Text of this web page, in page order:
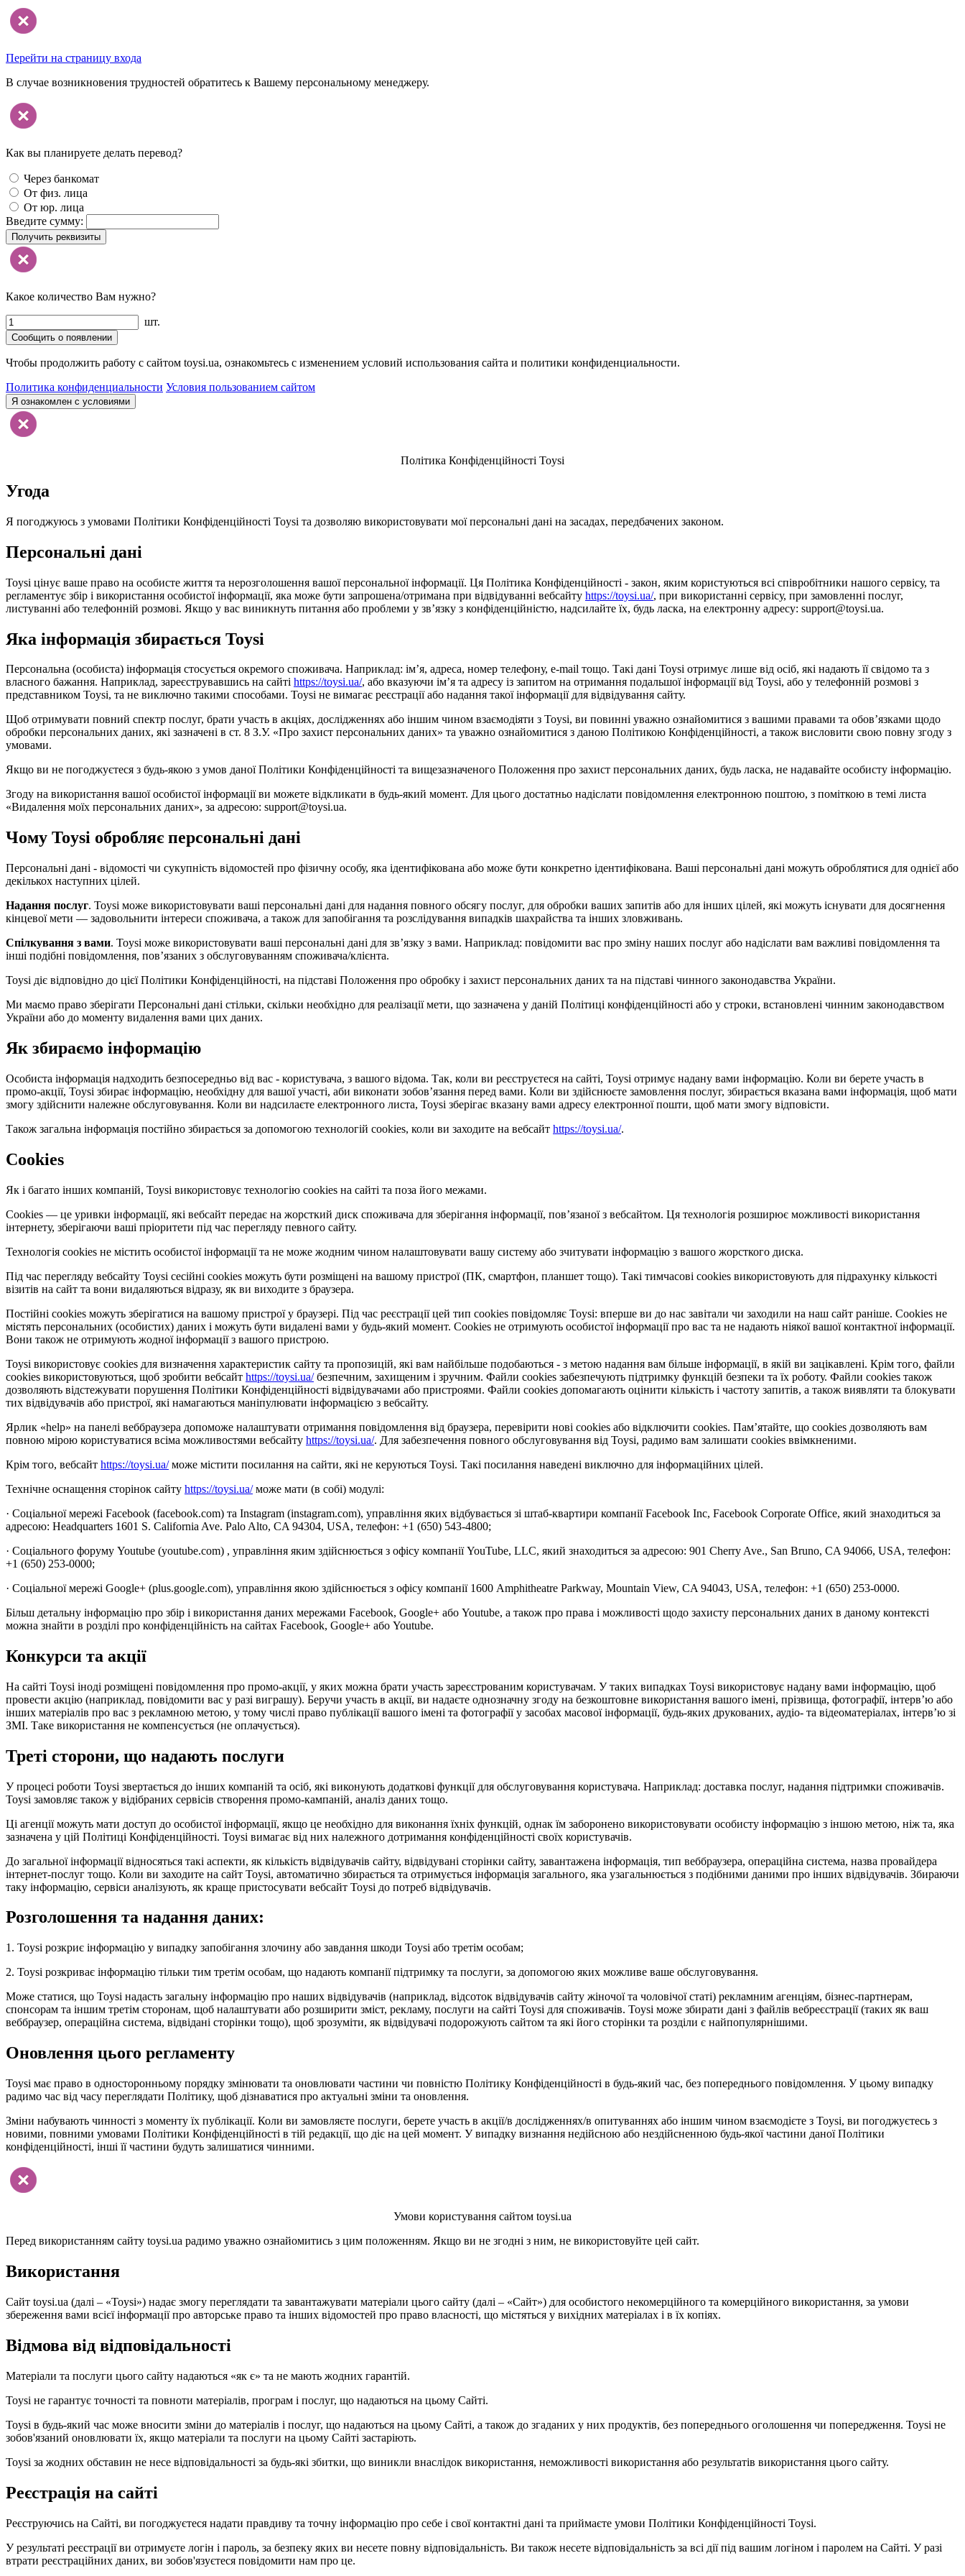
Перейти на страницу входа
В случае возникновения трудностей обратитесь к Вашему персональному менеджеру.
Как вы планируете делать перевод?
Через банкомат
От физ. лица
От юр. лица
Введите сумму:
Получить реквизиты
Какое количество Вам нужно?
шт.
Сообщить о появлении
Чтобы продолжить работу с сайтом toysi.ua, ознакомьтесь с изменением условий использования сайта и политики конфиденциальности.
Политика конфиденциальности Условия пользованием сайтом
Я ознакомлен с условиями
Політика Конфіденційності Toysi
Угода
Я погоджуюсь з умовами Політики Конфіденційності Toysi та дозволяю використовувати мої персональні дані на засадах, передбачених законом.
Персональні дані
Toysi цінує ваше право на особисте життя та нерозголошення вашої персональної інформації. Ця Політика Конфіденційності - закон, яким користуються всі співробітники нашого сервісу, та
регламентує збір і використання особистої інформації, яка може бути запрошена/отримана при відвідуванні вебсайту https://toysi.ua/, при використанні сервісу, при замовленні послуг,
листуванні або телефонній розмові. Якщо у вас виникнуть питання або проблеми у зв’язку з конфіденційністю, надсилайте їх, будь ласка, на електронну адресу: support@toysi.ua.
Яка інформація збирається Toysi
Персональна (особиста) інформація стосується окремого споживача. Наприклад: ім’я, адреса, номер телефону, e-mail тощо. Такі дані Toysi отримує лише від осіб, які надають її свідомо та з
власного бажання. Наприклад, зареєструвавшись на сайті https://toysi.ua/, або вказуючи ім’я та адресу із запитом на отримання подальшої інформації від Toysi, або у телефонній розмові з
представником Toysi, та не виключно такими способами. Toysi не вимагає реєстрації або надання такої інформації для відвідування сайту.
Щоб отримувати повний спектр послуг, брати участь в акціях, дослідженнях або іншим чином взаємодіяти з Toysi, ви повинні уважно ознайомитися з вашими правами та обов’язками щодо
обробки персональних даних, які зазначені в ст. 8 З.У. «Про захист персональних даних» та уважно ознайомитися з даною Політикою Конфіденційності, а також висловити свою повну згоду з
умовами.
Якщо ви не погоджуєтеся з будь-якою з умов даної Політики Конфіденційності та вищезазначеного Положення про захист персональних даних, будь ласка, не надавайте особисту інформацію.
Згоду на використання вашої особистої інформації ви можете відкликати в будь-який момент. Для цього достатньо надіслати повідомлення електронною поштою, з поміткою в темі листа
«Видалення моїх персональних даних», за адресою: support@toysi.ua.
Чому Toysi обробляє персональні дані
Персональні дані - відомості чи сукупність відомостей про фізичну особу, яка ідентифікована або може бути конкретно ідентифікована. Ваші персональні дані можуть оброблятися для однієї або
декількох наступних цілей.
Надання послуг. Toysi може використовувати ваші персональні дані для надання повного обсягу послуг, для обробки ваших запитів або для інших цілей, які можуть існувати для досягнення
кінцевої мети — задовольнити інтереси споживача, а також для запобігання та розслідування випадків шахрайства та інших зловживань.
Спілкування з вами. Toysi може використовувати ваші персональні дані для зв’язку з вами. Наприклад: повідомити вас про зміну наших послуг або надіслати вам важливі повідомлення та
інші подібні повідомлення, пов’язаних з обслуговуванням споживача/клієнта.
Toysi діє відповідно до цієї Політики Конфіденційності, на підставі Положення про обробку і захист персональних даних та на підставі чинного законодавства України.
Ми маємо право зберігати Персональні дані стільки, скільки необхідно для реалізації мети, що зазначена у даній Політиці конфіденційності або у строки, встановлені чинним законодавством
України або до моменту видалення вами цих даних.
Як збираємо інформацію
Особиста інформація надходить безпосередньо від вас - користувача, з вашого відома. Так, коли ви реєструєтеся на сайті, Toysi отримує надану вами інформацію. Коли ви берете участь в
промо-акції, Toysi збирає інформацію, необхідну для вашої участі, аби виконати зобов’язання перед вами. Коли ви здійснюєте замовлення послуг, збирається вказана вами інформація, щоб мати
змогу здійснити належне обслуговування. Коли ви надсилаєте електронного листа, Toysi зберігає вказану вами адресу електронної пошти, щоб мати змогу відповісти.
Також загальна інформація постійно збирається за допомогою технологій cookies, коли ви заходите на вебсайт https://toysi.ua/.
Cookies
Як і багато інших компаній, Toysi використовує технологію cookies на сайті та поза його межами.
Cookies — це уривки інформації, які вебсайт передає на жорсткий диск споживача для зберігання інформації, пов’язаної з вебсайтом. Ця технологія розширює можливості використання
інтернету, зберігаючи ваші пріоритети під час перегляду певного сайту.
Технологія cookies не містить особистої інформації та не може жодним чином налаштовувати вашу систему або зчитувати інформацію з вашого жорсткого диска.
Під час перегляду вебсайту Toysi сесійні cookies можуть бути розміщені на вашому пристрої (ПК, смартфон, планшет тощо). Такі тимчасові cookies використовують для підрахунку кількості
візитів на сайт та вони видаляються відразу, як ви виходите з браузера.
Постійні cookies можуть зберігатися на вашому пристрої у браузері. Під час реєстрації цей тип cookies повідомляє Toysi: вперше ви до нас завітали чи заходили на наш сайт раніше. Cookies не
містять персональних (особистих) даних і можуть бути видалені вами у будь-який момент. Сookies не отримують особистої інформації про вас та не надають ніякої вашої контактної інформації.
Вони також не отримують жодної інформації з вашого пристрою.
Toysi використовує cookies для визначення характеристик сайту та пропозицій, які вам найбільше подобаються - з метою надання вам більше інформації, в якій ви зацікавлені. Крім того, файли
cookies використовуються, щоб зробити вебсайт https://toysi.ua/безпечним, захищеним і зручним. Файли cookies забезпечують підтримку функцій безпеки та їх роботу. Файли cookies також
дозволяють відстежувати порушення Політики Конфіденційності відвідувачами або пристроями. Файли cookies допомагають оцінити кількість і частоту запитів, а також виявляти та блокувати
тих відвідувачів або пристрої, які намагаються маніпулювати інформацією з вебсайту.
Ярлик «help» на панелі веббраузера допоможе налаштувати отримання повідомлення від браузера, перевірити нові cookies або відключити cookies. Пам’ятайте, що cookies дозволяють вам
повною мірою користуватися всіма можливостями вебсайту https://toysi.ua/. Для забезпечення повного обслуговування від Toysi, радимо вам залишати cookies ввімкненими.
Крім того, вебсайт https://toysi.ua/може містити посилання на сайти, які не керуються Toysi. Такі посилання наведені виключно для інформаційних цілей.
Технічне оснащення сторінок сайту https://toysi.ua/може мати (в собі) модулі:
· Соціальної мережі Facebook (facebook.com) та Instagram (instagram.com), управління яких відбувається зі штаб-квартири компанії Facebook Inc, Facebook Corporate Office, який знаходиться за
адресою: Headquarters 1601 S. California Ave. Palo Alto, CA 94304, USA, телефон: +1 (650) 543-4800;
· Соціального форуму Youtube (youtube.com) , управління яким здійснюється з офісу компанії YouTube, LLC, який знаходиться за адресою: 901 Cherry Ave., San Bruno, CA 94066, USA, телефон:
+1 (650) 253-0000;
· Соціальної мережі Google+ (plus.google.com), управління якою здійснюється з офісу компанії 1600 Amphitheatre Parkway, Mountain View, CA 94043, USA, телефон: +1 (650) 253-0000.
Більш детальну інформацію про збір і використання даних мережами Facebook, Google+ або Youtube, а також про права і можливості щодо захисту персональних даних в даному контексті
можна знайти в розділі про конфіденційність на сайтах Facebook, Google+ або Youtube.
Конкурси та акції
На сайті Toysi іноді розміщені повідомлення про промо-акції, у яких можна брати участь зареєстрованим користувачам. У таких випадках Toysi використовує надану вами інформацію, щоб
провести акцію (наприклад, повідомити вас у разі виграшу). Беручи участь в акції, ви надаєте однозначну згоду на безкоштовне використання вашого імені, прізвища, фотографії, інтерв’ю або
інших матеріалів про вас з рекламною метою, у тому числі право публікації вашого імені та фотографії у засобах масової інформації, будь-яких друкованих, аудіо- та відеоматеріалах, інтерв’ю зі
ЗМІ. Таке використання не компенсується (не оплачується).
Треті сторони, що надають послуги
У процесі роботи Toysi звертається до інших компаній та осіб, які виконують додаткові функції для обслуговування користувача. Наприклад: доставка послуг, надання підтримки споживачів.
Toysi замовляє також у відібраних сервісів створення промо-кампаній, аналіз даних тощо.
Ці агенції можуть мати доступ до особистої інформації, якщо це необхідно для виконання їхніх функцій, однак їм заборонено використовувати особисту інформацію з іншою метою, ніж та, яка
зазначена у цій Політиці Конфіденційності. Toysi вимагає від них належного дотримання конфіденційності своїх користувачів.
До загальної інформації відносяться такі аспекти, як кількість відвідувачів сайту, відвідувані сторінки сайту, завантажена інформація, тип веббраузера, операційна система, назва провайдера
інтернет-послуг тощо. Коли ви заходите на сайт Toysi, автоматично збирається та отримується інформація загального, яка узагальнюється з подібними даними про інших відвідувачів. Збираючи
таку інформацію, сервіси аналізують, як краще пристосувати вебсайт Toysi до потреб відвідувачів.
Розголошення та надання даних:
1. Toysi розкриє інформацію у випадку запобігання злочину або завдання шкоди Toysi або третім особам;
2. Toysi розкриває інформацію тільки тим третім особам, що надають компанії підтримку та послуги, за допомогою яких можливе ваше обслуговування.
Може статися, що Toysi надасть загальну інформацію про наших відвідувачів (наприклад, відсоток відвідувачів сайту жіночої та чоловічої статі) рекламним агенціям, бізнес-партнерам,
спонсорам та іншим третім сторонам, щоб налаштувати або розширити зміст, рекламу, послуги на сайті Toysi для споживачів. Toysi може збирати дані з файлів вебреєстрації (таких як ваш
веббраузер, операційна система, відвідані сторінки тощо), щоб зрозуміти, як відвідувачі подорожують сайтом та які його сторінки та розділи є найпопулярнішими.
Оновлення цього регламенту
Toysi має право в односторонньому порядку змінювати та оновлювати частини чи повністю Політику Конфіденційності в будь-який час, без попереднього повідомлення. У цьому випадку
радимо час від часу переглядати Політику, щоб дізнаватися про актуальні зміни та оновлення.
Зміни набувають чинності з моменту їх публікації. Коли ви замовляєте послуги, берете участь в акції/в дослідженнях/в опитуваннях або іншим чином взаємодієте з Toysi, ви погоджуєтесь з
новими, повними умовами Політики Конфіденційності в тій редакції, що діє на цей момент. У випадку визнання недійсною або нездійсненною будь-якої частини даної Політики
конфіденційності, інші її частини будуть залишатися чинними.
Умови користування сайтом toysi.ua
Перед використанням сайту toysi.ua радимо уважно ознайомитись з цим положенням. Якщо ви не згодні з ним, не використовуйте цей сайт.
Використання
Сайт toysi.ua (далі – «Toysi») надає змогу переглядати та завантажувати матеріали цього сайту (далі – «Сайт») для особистого некомерційного та комерційного використання, за умови
збереження вами всієї інформації про авторське право та інших відомостей про право власності, що містяться у вихідних матеріалах і в їх копіях.
Відмова від відповідальності
Матеріали та послуги цього сайту надаються «як є» та не мають жодних гарантій.
Toysi не гарантує точності та повноти матеріалів, програм і послуг, що надаються на цьому Сайті.
Toysi в будь-який час може вносити зміни до матеріалів і послуг, що надаються на цьому Сайті, а також до згаданих у них продуктів, без попереднього оголошення чи попередження. Toysi не
зобов'язаний оновлювати їх, якщо матеріали та послуги на цьому Сайті застаріють.
Toysi за жодних обставин не несе відповідальності за будь-які збитки, що виникли внаслідок використання, неможливості використання або результатів використання цього сайту.
Реєстрація на сайті
Реєструючись на Сайті, ви погоджуєтеся надати правдиву та точну інформацію про себе і свої контактні дані та приймаєте умови Політики Конфіденційності Toysi.
У результаті реєстрації ви отримуєте логін і пароль, за безпеку яких ви несете повну відповідальність. Ви також несете відповідальність за всі дії під вашим логіном і паролем на Сайті. У разі
втрати реєстраційних даних, ви зобов'язуєтеся повідомити нам про це.